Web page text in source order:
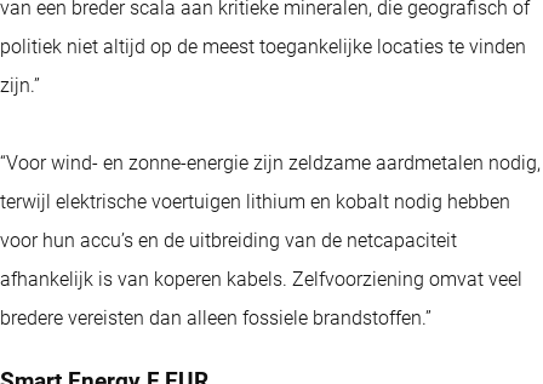
van een breder scala aan kritieke mineralen, die geografisch of
politiek niet altijd op de meest toegankelijke locaties te vinden
zijn.”
“Voor wind- en zonne-energie zijn zeldzame aardmetalen nodig,
terwijl elektrische voertuigen lithium en kobalt nodig hebben
voor hun accu’s en de uitbreiding van de netcapaciteit
afhankelijk is van koperen kabels. Zelfvoorziening omvat veel
bredere vereisten dan alleen fossiele brandstoffen.”